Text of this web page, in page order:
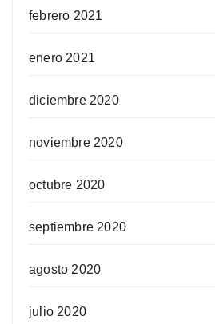
febrero 2021
enero 2021
diciembre 2020
noviembre 2020
octubre 2020
septiembre 2020
agosto 2020
julio 2020